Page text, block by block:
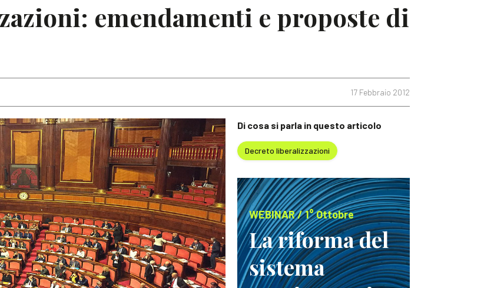
emendamenti e proposte di
17 Febbraio 2012
Di cosa si parla in questo articolo
Decreto liberalizzazioni
WEBINAR / 1° Ottobre
La riforma del
sistema